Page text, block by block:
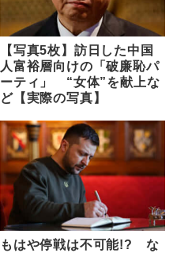
【写真5枚】訪日した中国
人富裕層向けの「破廉恥パ
ーティ」 “女体”を献上な
ど【実際の写真】
もはや停戦は不可能!? な